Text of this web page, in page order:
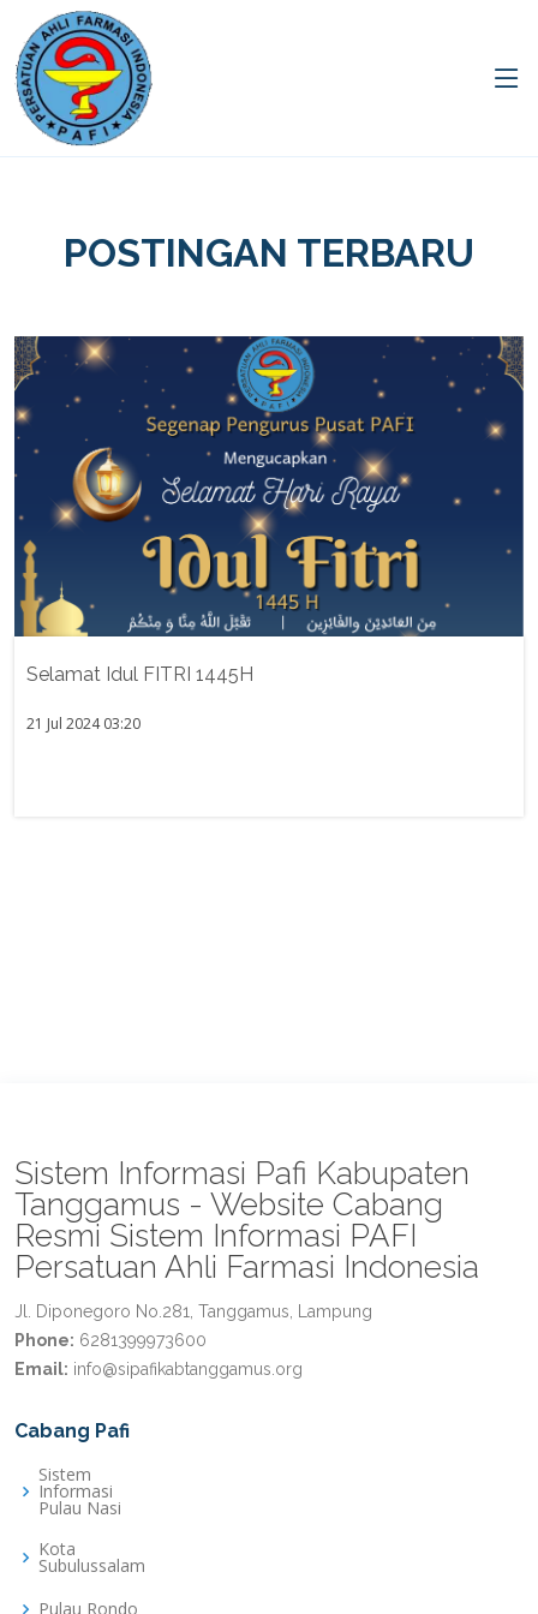
POSTINGAN TERBARU
Selamat Idul FITRI 1445H
21 Jul 2024 03:20
Sistem Informasi Pafi Kabupaten
Tanggamus - Website Cabang
Resmi Sistem Informasi PAFI
Persatuan Ahli Farmasi Indonesia
Jl. Diponegoro No.281, Tanggamus, Lampung
Phone: 6281399973600
Email: info@sipafikabtanggamus.org
Cabang Pafi
Sistem
Informasi
Pulau Nasi
Kota
Subulussalam
Pulau Rondo